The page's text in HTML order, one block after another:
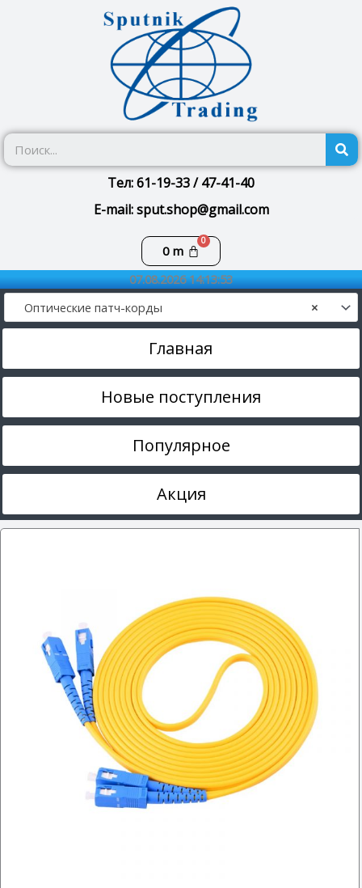
Тел: 61-19-33 / 47-41-40
E-mail: sput.shop@gmail.com
0m
Корзина
07.08.2026 14:13:53
×
Оптические патч-корды
Главная
Новые поступления
Популярное
Акция